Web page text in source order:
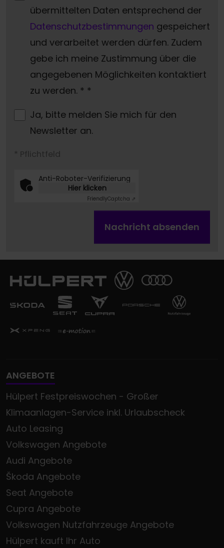
übermittelten Daten entsprechend der
Datenschutzbestimmungen gespeichert
und verarbeitet werden dürfen. Zudem
gebe ich meine Zustimmung über die
angegebenen Möglichkeiten kontaktiert
zu werden. * *
Ja, bitte melden Sie mich für den
Newsletter an.
* Pflichtfeld
Anti-Roboter-Verifizierung
Hier klicken
FriendlyCaptcha ⇗
Nachricht absenden
ANGEBOTE
Hülpert Festpreiswochen - Großer
Klimaanlagen-Service inkl. Urlaubscheck
Auto Leasing
Volkswagen Angebote
Audi Angebote
Škoda Angebote
Seat Angebote
Cupra Angebote
Volkswagen Nutzfahrzeuge Angebote
Hülpert kauft Ihr Auto